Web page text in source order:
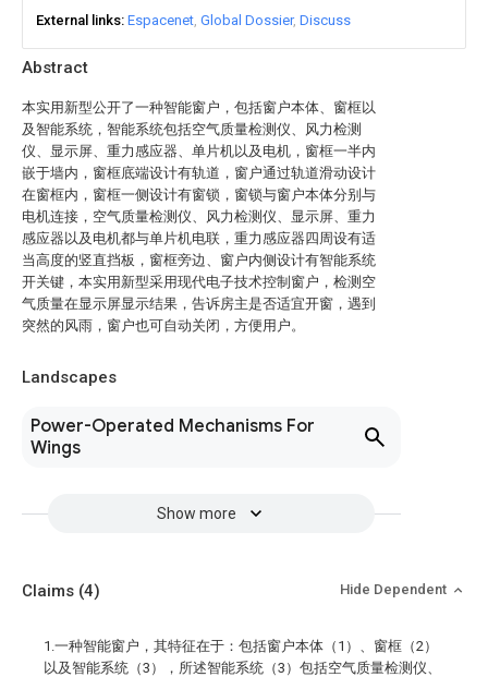
Abstract
本实用新型公开了一种智能窗户，包括窗户本体、窗框以
及智能系统，智能系统包括空气质量检测仪、风力检测
仪、显示屏、重力感应器、单片机以及电机，窗框一半内
嵌于墙内，窗框底端设计有轨道，窗户通过轨道滑动设计
在窗框内，窗框一侧设计有窗锁，窗锁与窗户本体分别与
电机连接，空气质量检测仪、风力检测仪、显示屏、重力
感应器以及电机都与单片机电联，重力感应器四周设有适
当高度的竖直挡板，窗框旁边、窗户内侧设计有智能系统
开关键，本实用新型采用现代电子技术控制窗户，检测空
气质量在显示屏显示结果，告诉房主是否适宜开窗，遇到
突然的风雨，窗户也可自动关闭，方便用户。
Landscapes
Power-Operated Mechanisms For
Wings
Show more
External links Espacenet Global Dossier Discuss
Claims (4) Hide Dependent
1.一种智能窗户，其特征在于：包括窗户本体（1）、窗框（2）
以及智能系统（3），所述智能系统（3）包括空气质量检测仪、